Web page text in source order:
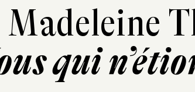
Madeleine
qui